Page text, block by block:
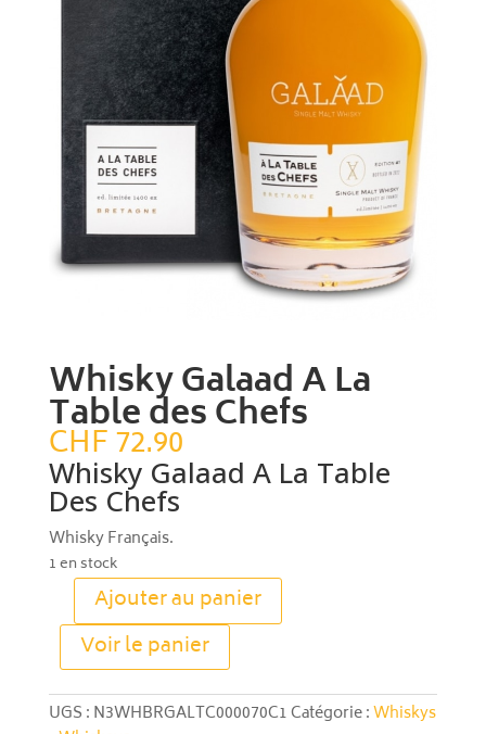
Whisky Galaad A La
Table des Chefs
CHF72.90
Whisky Galaad A La Table
Des Chefs
Whisky Français.
1 en stock
quantité
de
Whisky
Galaad
A
Ajouter au panier
Voir le panier
A
l
e
UGS : N3WHBRGALTC000070C1Catégorie :Whiskys